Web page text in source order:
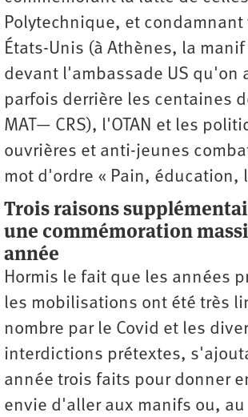
Polytechnique, et
États-Unis (à Athènes, la
devant l'ambassade US qu'on
parfois derrière les centaines
MAT— CRS), l'OTAN et les
ouvrières et anti-jeunes
mot d'ordre « Pain, éducation,
Trois raisons
une commémoration
année
Hormis le fait que les années
les mobilisations ont été très
nombre par le Covid et les
interdictions prétextes,
année trois faits pour donner
envie d'aller aux manifs ou,